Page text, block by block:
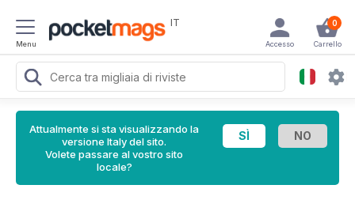
Menu
IT 0
Carrello
Accesso
Attualmente si sta visualizzando la
versione Italy del sito.
Volete passare al vostro sito
locale?